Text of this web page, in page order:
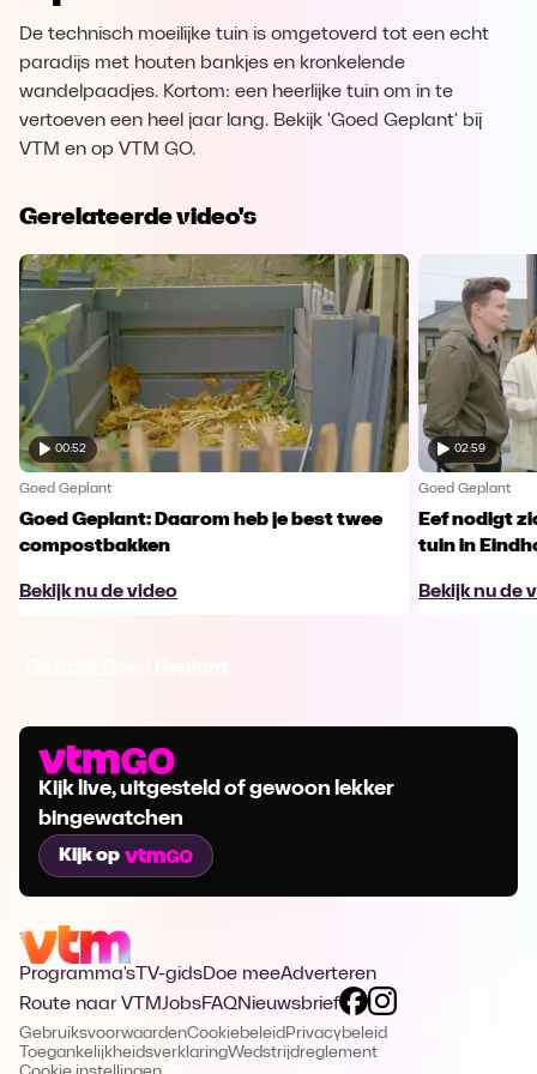
De technisch moeilijke tuin is omgetoverd tot een echt
paradijs met houten bankjes en kronkelende
wandelpaadjes. Kortom: een heerlijke tuin om in te
vertoeven een heel jaar lang. Bekijk 'Goed Geplant' bij
VTM en op VTM GO.
Gerelateerde video's
00:52
Goed Geplant
Goed Geplant: Daarom heb je best twee
compostbakken
Bekijk nu de video
02:59
Goed Geplant
Eef nodigt
tuin in
Bekijk nu de
Kijk live, uitgesteld of gewoon lekker
bingewatchen
Kijk op
Programma's TV-gidsDoe meeAdverteren
Route naar VTMJobsFAQNieuwsbrief
GebruiksvoorwaardenCookiebeleid Privacybeleid
ToegankelijkheidsverklaringWedstrijdreglement